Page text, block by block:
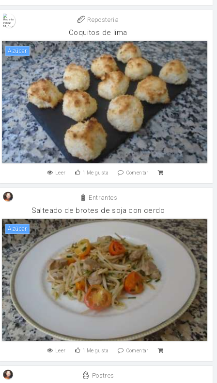
Reposteria
Coquitos de lima
Azúcar
Leer 1 Me gusta Comentar
Entrantes
Salteado de brotes de soja con cerdo
Azúcar
Leer 1 Me gusta Comentar
Postres